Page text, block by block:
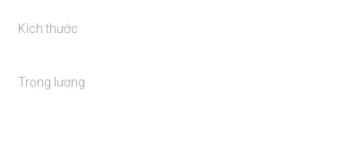
Kích thước
Trọng lượng